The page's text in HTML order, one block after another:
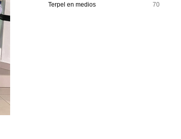
Terpel en medios 70